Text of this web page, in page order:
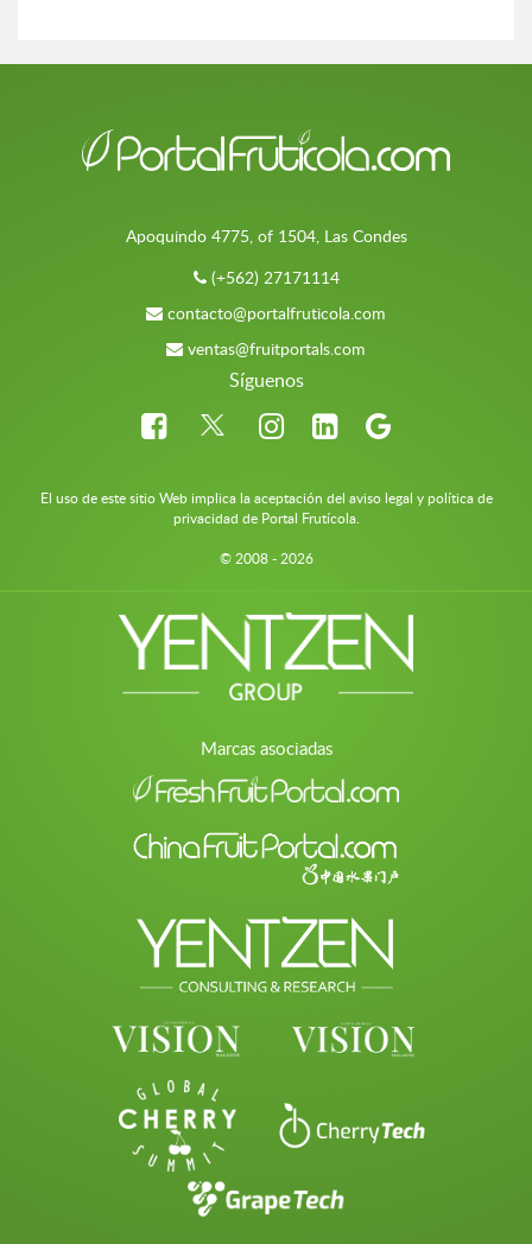
Apoquindo 4775, of 1504, Las Condes
(+562) 27171114
contacto@portalfruticola.com
ventas@fruitportals.com
Síguenos
El uso de este sitio Web implica la aceptación del aviso legal y política de
privacidad de Portal Frutícola.
© 2008 - 2026
Marcas asociadas